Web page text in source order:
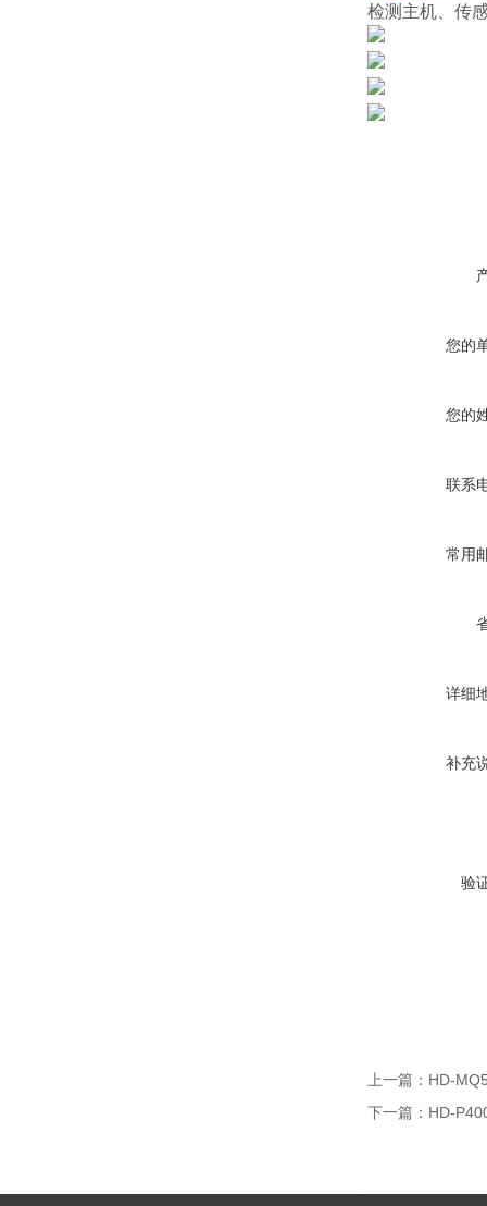
检测主机、传
您的
您的
联系
常用
详细
补充
验
上一篇： HD-
下一篇： HD-